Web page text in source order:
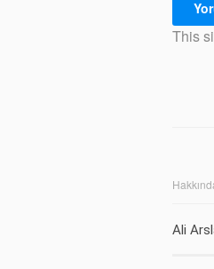
This
Ali